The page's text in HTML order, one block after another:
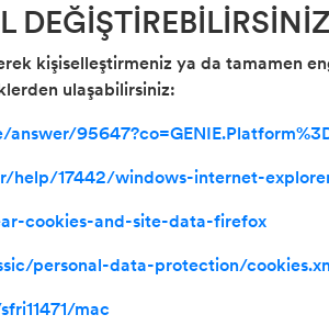
kişiselleştirmeniz ya da tamamen
ulaşabilirsiniz:
17442/windows-internet-
cookies-and-site-data-firefox
personal-data-protection/
mac